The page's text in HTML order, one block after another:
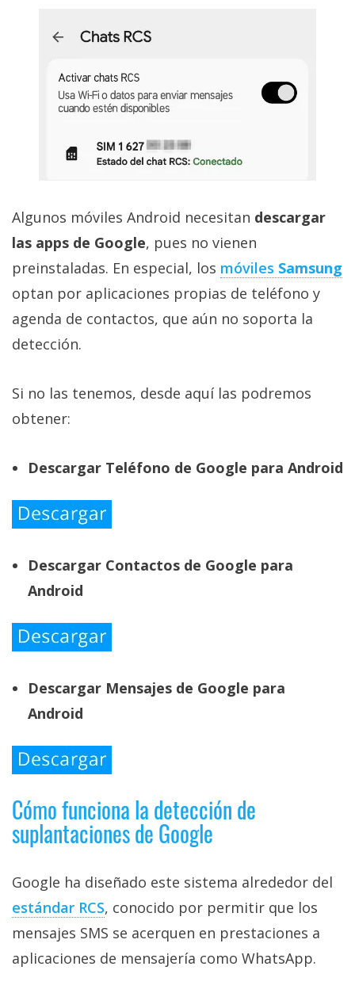
Algunos móviles Android necesitan descargar
las apps de Google, pues no vienen
preinstaladas. En especial, los móviles Samsung
optan por aplicaciones propias de teléfono y
agenda de contactos, que aún no soporta la
detección.
Si no las tenemos, desde aquí las podremos
obtener:
Descargar Teléfono de Google para Android
Descargar Contactos de Google para
Android
Descargar Mensajes de Google para
Android
Cómo funciona la detección de
suplantaciones de Google
Google ha diseñado este sistema alrededor del
estándar RCS‎, conocido por permitir que los
mensajes SMS se acerquen en prestaciones a
aplicaciones de mensajería como WhatsApp.